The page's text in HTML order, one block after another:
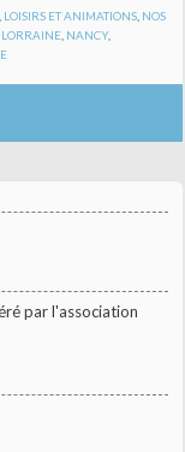
par l'association
LOISIRS ET ANIMATIONS, NOS
LORRAINE NANCY,